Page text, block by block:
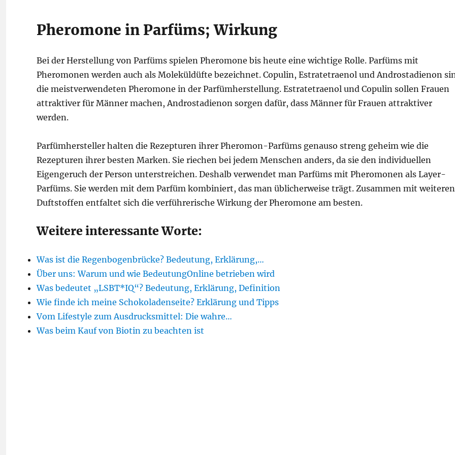
Pheromone in Parfüms; Wirkung
Bei der Herstellung von Parfüms spielen Pheromone bis heute eine wichtige Rolle. Parfüms mit
Pheromonen werden auch als Moleküldüfte bezeichnet. Copulin, Estratetraenol und Androstadienon
die meistverwendeten Pheromone in der Parfümherstellung. Estratetraenol und Copulin sollen Frauen
attraktiver für Männer machen, Androstadienon sorgen dafür, dass Männer für Frauen attraktiver
werden.
Parfümhersteller halten die Rezepturen ihrer Pheromon-Parfüms genauso streng geheim wie die
Rezepturen ihrer besten Marken. Sie riechen bei jedem Menschen anders, da sie den individuellen
Eigengeruch der Person unterstreichen. Deshalb verwendet man Parfüms mit Pheromonen als Layer-
Parfüms. Sie werden mit dem Parfüm kombiniert, das man üblicherweise trägt. Zusammen mit weiteren
Duftstoffen entfaltet sich die verführerische Wirkung der Pheromone am besten.
Weitere interessante Worte:
Was ist die Regenbogenbrücke? Bedeutung, Erklärung,…
Über uns: Warum und wie BedeutungOnline betrieben wird
Was bedeutet „LSBT*IQ“? Bedeutung, Erklärung, Definition
Wie finde ich meine Schokoladenseite? Erklärung und Tipps
Vom Lifestyle zum Ausdrucksmittel: Die wahre…
Was beim Kauf von Biotin zu beachten ist